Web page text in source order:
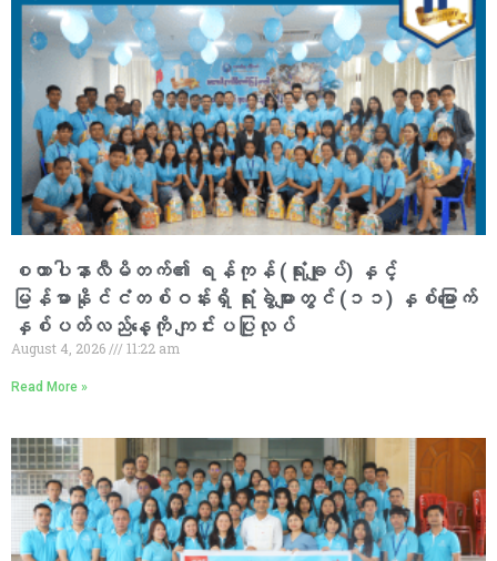
စထာပါနာလီမိတက်၏ ရန်ကုန် (ရုံးချုပ်) နှင့်
မြန်မာနိုင်ငံတစ်ဝန်းရှိ ရုံးခွဲများတွင် (၁၁) နှစ်မြောက်
နှစ်ပတ်လည်နေ့ကို ကျင်းပပြုလုပ်
August 4, 2026 11:22 am
Read More »